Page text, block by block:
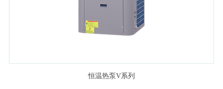
恒温热泵V系列